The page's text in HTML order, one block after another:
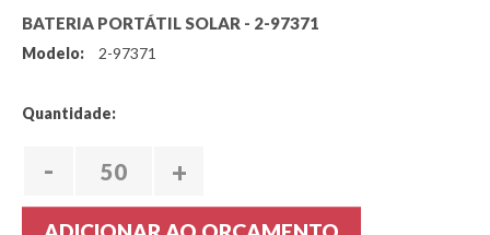
BATERIA PORTÁTIL SOLAR - 2-97371
Modelo: 2-97371
Quantidade:
- +